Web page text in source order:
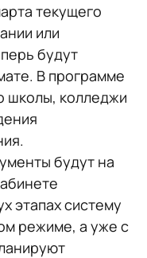
текущего
или
будут
В программе
школы, колледжи
будут на
этапах систему
режиме, а уже с